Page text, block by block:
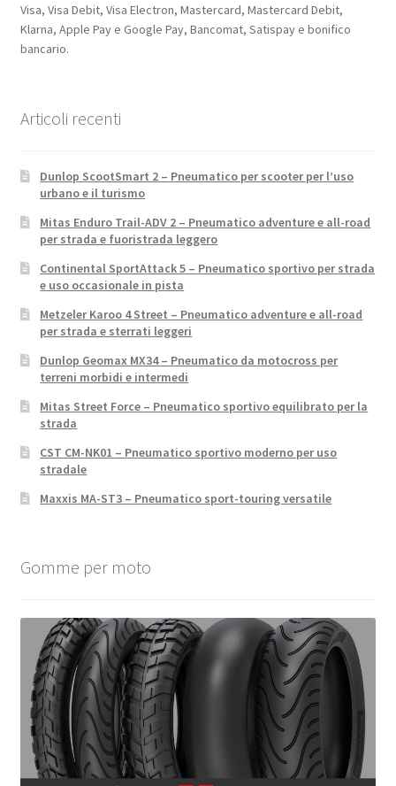
Visa, Visa Debit, Visa Electron, Mastercard, Mastercard Debit,
Klarna, Apple Pay e Google Pay, Bancomat, Satispay e bonifico
bancario.
Articoli recenti
Dunlop ScootSmart 2 – Pneumatico per scooter per l’uso
urbano e il turismo
Mitas Enduro Trail-ADV 2 – Pneumatico adventure e all-road
per strada e fuoristrada leggero
Continental SportAttack 5 – Pneumatico sportivo per strada
e uso occasionale in pista
Metzeler Karoo 4 Street – Pneumatico adventure e all-road
per strada e sterrati leggeri
Dunlop Geomax MX34 – Pneumatico da motocross per
terreni morbidi e intermedi
Mitas Street Force – Pneumatico sportivo equilibrato per la
strada
CST CM-NK01 – Pneumatico sportivo moderno per uso
stradale
Maxxis MA-ST3 – Pneumatico sport-touring versatile
Gomme per moto